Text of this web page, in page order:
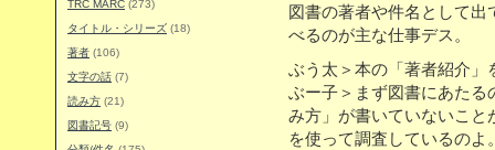
TRC MARC (273)
タイトル・シリーズ (18)
著者 (106)
文字の話 (7)
読み方 (21)
図書記号 (9)
図書の著者や件名として
べるのが主な仕事デス。
ぶう太＞本の「著者紹介」
ぶー子＞まず図書にあたる
み方」が書いていないこと
を使って調査しているのよ